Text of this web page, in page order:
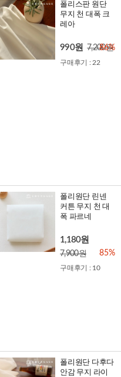
폴리스판 원단
무지 천 대폭 크
레아
990원 7,200원
86%
구매후기 : 22
폴리원단 린넨
커튼 무지 천 대
폭 파르네
1,180원
7,900원 85%
구매후기 : 10
폴리원단 다후다
안감 무지 라이